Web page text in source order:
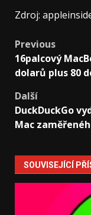
Zdroj:
Post
Previous
16palcový
dolarů plus 80
Další
DuckDuckGo
Mac
SOUVISEJÍCÍ